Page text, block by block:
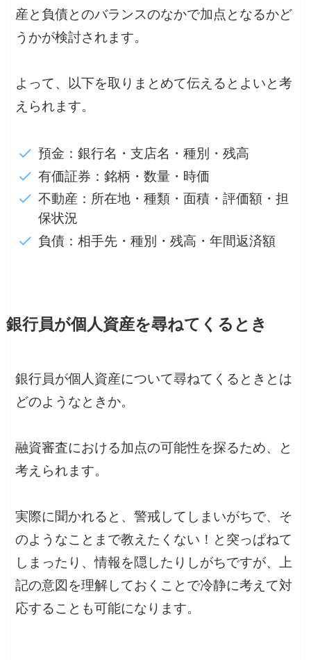
産と負債とのバランスのなかで加点となるかど
うかが検討されます。
よって、以下を取りまとめて伝えるとよいと考
えられます。
預金：銀行名・支店名・種別・残高
有価証券：銘柄・数量・時価
不動産：所在地・種類・面積・評価額・担
保状況
負債：相手先・種別・残高・年間返済額
銀行員が個人資産を尋ねてくるとき
銀行員が個人資産について尋ねてくるときとは
どのようなときか。
融資審査における加点の可能性を探るため、と
考えられます。
実際に聞かれると、警戒してしまいがちで、そ
のようなことまで教えたくない！と突っぱねて
しまったり、情報を隠したりしがちですが、上
記の意図を理解しておくことで冷静に考えて対
応することも可能になります。